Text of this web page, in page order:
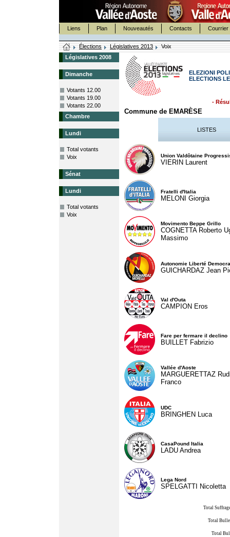
Liens Plan Nouveautés Contacts Courrier
Élections Législatives 2013
Voix
Législatives 2008
Dimanche
Votants 12.00
Votants 19.00
Votants 22.00
Chambre
Lundi
Total votants
Voix
Sénat
Lundi
Total votants
Voix
ELEZIONI
ELECTIONS
-
Commune de EMARÈSE
LISTES
Union Valdôtaine
VIERIN Laurent
Fratelli d'Italia
MELONI Giorgia
Movimento Beppe Grillo
COGNETTA Roberto
Massimo
Autonomie Liberté
GUICHARDAZ Jean
Val d'Outa
CAMPION Eros
Fare per fermare il declino
BUILLET Fabrizio
Vallée d'Aoste
MARGUERETTAZ
Franco
UDC
BRINGHEN Luca
CasaPound Italia
LADU Andrea
Lega Nord
SPELGATTI Nicoletta
Total
Total
Total